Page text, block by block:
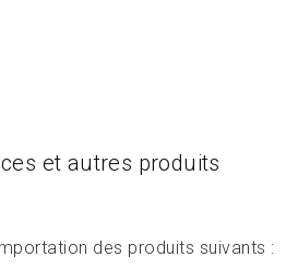
et autres produits
des produits suivants :